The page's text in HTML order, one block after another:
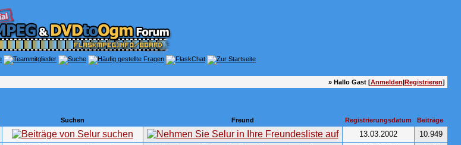
» Hallo Gast [Anmelden|Registrieren]
Suchen Freund Registrierungsdatum Beiträge
13.03.2002
10.949